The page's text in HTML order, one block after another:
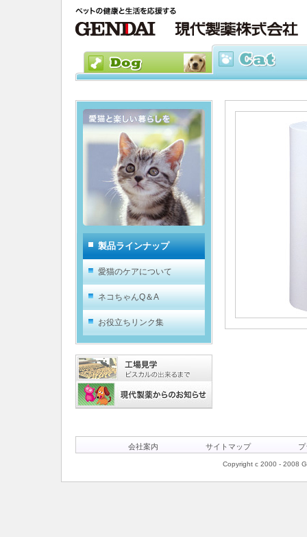
製品ラインナップ
愛猫のケアについて
ネコちゃんQ＆A
お役立ちリンク集
会社案内 サイトマップ
Copyright c 2000 - 2008